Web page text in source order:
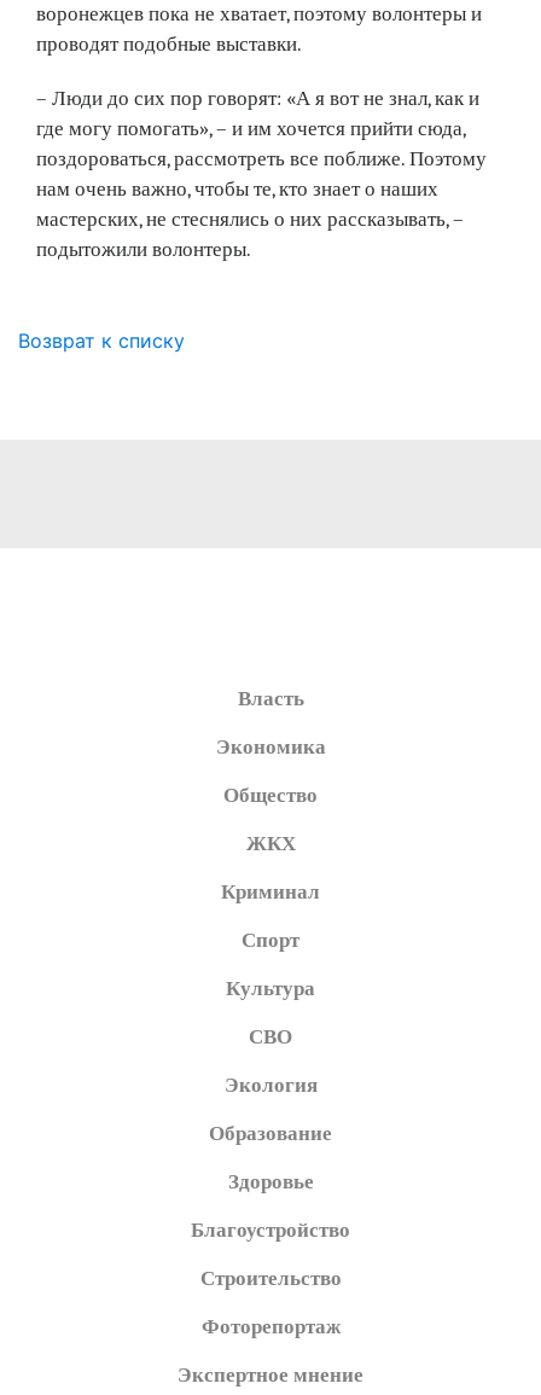
воронежцев пока не хватает, поэтому волонтеры и
проводят подобные выставки.
– Люди до сих пор говорят: «А я вот не знал, как и
где могу помогать», – и им хочется прий­ти сюда,
поздороваться, рассмотреть все поближе. Поэтому
нам очень важно, чтобы те, кто знает о наших
мастерских, не стеснялись о них рассказывать, –
подытожили волонтеры.
Возврат к списку
Власть
Экономика
Общество
ЖКХ
Криминал
Спорт
Культура
СВО
Экология
Образование
Здоровье
Благоустройство
Строительство
Фоторепортаж
Экспертное мнение